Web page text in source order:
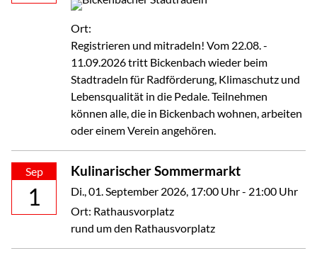
Ort:
Registrieren und mitradeln! Vom 22.08. -
11.09.2026 tritt Bickenbach wieder beim
Stadtradeln für Radförderung, Klimaschutz und
Lebensqualität in die Pedale. Teilnehmen
können alle, die in Bickenbach wohnen, arbeiten
oder einem Verein angehören.
Sep
1
Kulinarischer Sommermarkt
Di., 01. September 2026 , 17:00 Uhr- 21:00 Uhr
Ort: Rathausvorplatz
rund um den Rathausvorplatz